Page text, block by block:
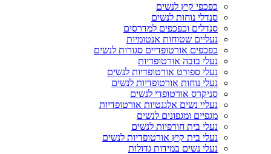
כפכפי קיץ לנשים
סנדלי נוחות לנשים
סנדלים וכפכפים למדרסים
נעליים שטוחות אנטומיות
כפכפים אורטופדיים סגורות לנשים
נעלי בובה אורטופדיות
נעלי ספורט אורטופדיות לנשים
נעלי נוחות אורטופדיות לנשים
סניקרס אורטופדי לנשים
נעליי נשים אלגנטיות אורטופדיות
מגפיים ומגפונים לנשים
נעלי בית חורפיות לנשים
נעלי בית קיץ אורטופדיות לנשים
נעלי נשים במידות גדולות